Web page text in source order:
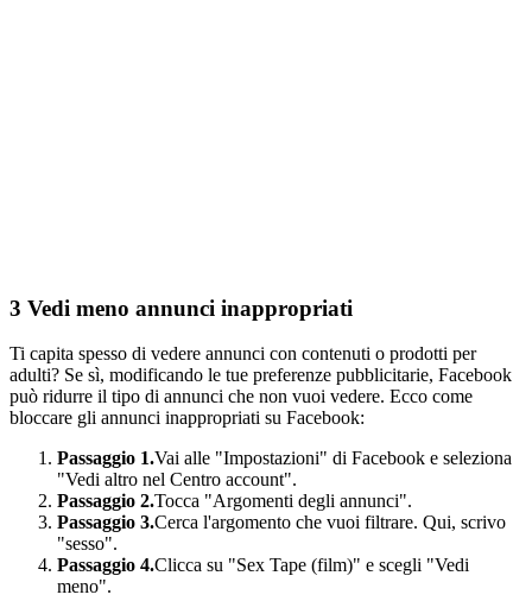
3 Vedi meno annunci inappropriati
Ti capita spesso di vedere annunci con contenuti o prodotti per
adulti? Se sì, modificando le tue preferenze pubblicitarie, Facebook
può ridurre il tipo di annunci che non vuoi vedere. Ecco come
bloccare gli annunci inappropriati su Facebook:
Passaggio 1.Vai alle "Impostazioni" di Facebook e seleziona
"Vedi altro nel Centro account".
Passaggio 2.Tocca "Argomenti degli annunci".
Passaggio 3.Cerca l'argomento che vuoi filtrare. Qui, scrivo
"sesso".
Passaggio 4.Clicca su "Sex Tape (film)" e scegli "Vedi
meno".